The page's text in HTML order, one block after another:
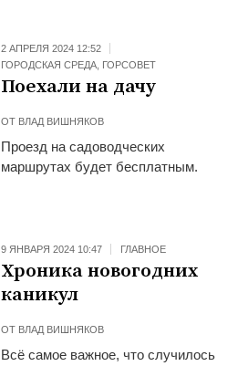
2 АПРЕЛЯ 2024 12:52
ГОРОДСКАЯ СРЕДА, ГОРСОВЕТ
Поехали на дачу
ОТ ВЛАД ВИШНЯКОВ
Проезд на садоводческих
маршрутах будет бесплатным.
9 ЯНВАРЯ 2024 10:47 ГЛАВНОЕ
Хроника новогодних
каникул
ОТ ВЛАД ВИШНЯКОВ
Всё самое важное, что случилось